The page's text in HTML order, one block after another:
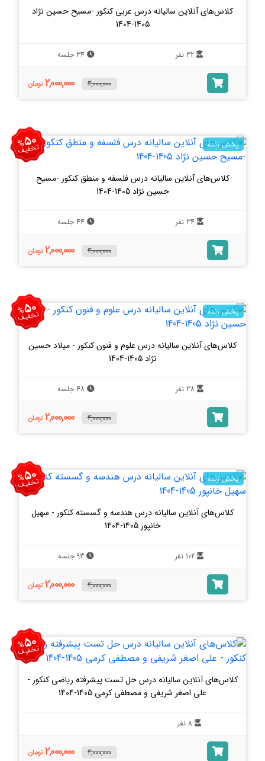
کلاس‌های آنلاین سالیانه درس عربی کنکور -مسیح حسین نژاد
1405-1404
32 نفر 34 جلسه
4,000,000
2,000,000 تومان
کلاس‌های آنلاین سالیانه درس فلسفه و منطق کنکور -مسیح
حسین نژاد 1405-1404
%50
تخفیف پخش زنده
34 نفر 44 جلسه
4,000,000
2,000,000 تومان
کلاس‌های آنلاین سالیانه درس علوم و فنون کنکور - میلاد حسین
نژاد 1405-1404
%50
تخفیف پخش زنده
38 نفر 48 جلسه
4,000,000
2,000,000 تومان
کلاس‌های آنلاین سالیانه درس هندسه و گسسته کنکور - سهیل
خانپور 1405-1404
%50
تخفیف پخش زنده
102 نفر 93 جلسه
4,000,000
2,000,000 تومان
کلاس‌های آنلاین سالیانه درس حل تست پیشرفته ریاضی کنکور -
علی اصغر شریفی و مصطفی کرمی 1405-1404
%50
تخفیف
8 نفر
4,000,000
2,000,000 تومان